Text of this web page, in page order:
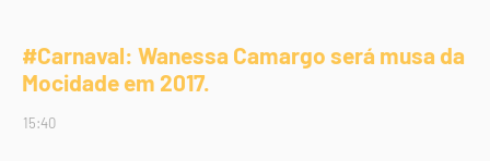
#Carnaval: Wanessa Camargo será musa da
Mocidade em 2017.
15:40